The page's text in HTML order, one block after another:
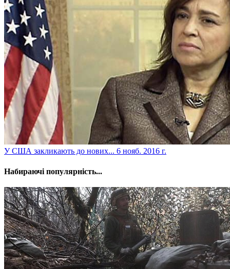
​У США закликають до нових... 6 нояб. 2016 г.
Набираючі популярність...